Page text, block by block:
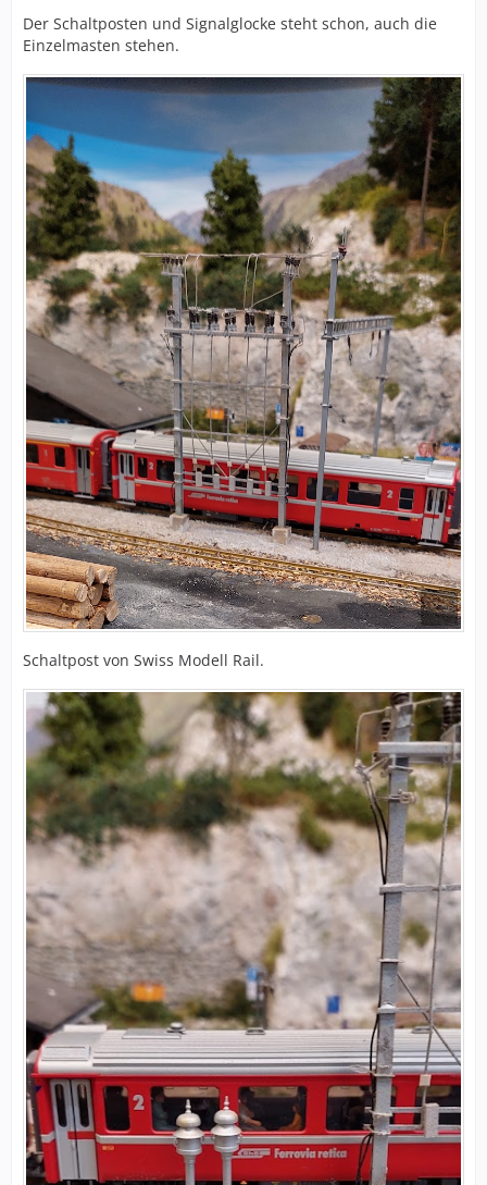
Der Schaltposten und Signalglocke steht schon, auch die
Einzelmasten stehen.
Schaltpost von Swiss Modell Rail.